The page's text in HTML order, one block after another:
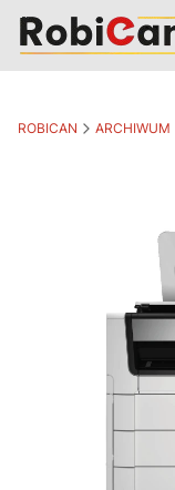
ROBICAN ARCHIWUM